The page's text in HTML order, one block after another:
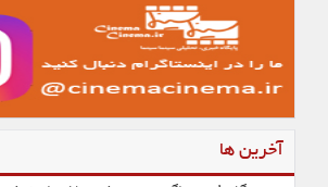
آخرین ها